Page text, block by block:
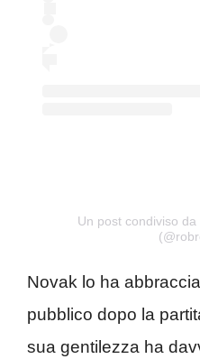
Un post condiviso
Novak lo ha
pubblico dopo la
sua gentilezza ha